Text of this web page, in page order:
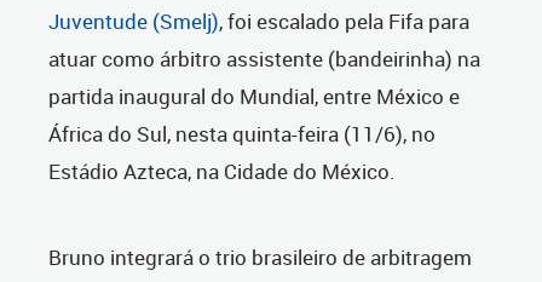
Juventude (Smelj), foi escalado pela Fifa para
atuar como árbitro assistente (bandeirinha) na
partida inaugural do Mundial, entre México e
África do Sul, nesta quinta-feira (11/6), no
Estádio Azteca, na Cidade do México.
Bruno integrará o trio brasileiro de arbitragem